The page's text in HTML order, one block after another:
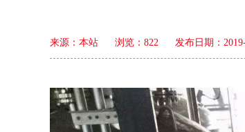
来源：本站 浏览： 822 发布日期：